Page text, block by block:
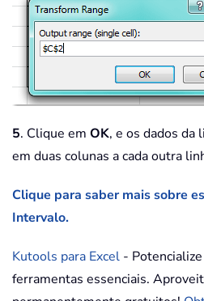
5. Clique em OK, e os dados da
em duas colunas a cada outra
Clique para saber mais sobre
Intervalo.
Kutools para Excel -
ferramentas essenciais.